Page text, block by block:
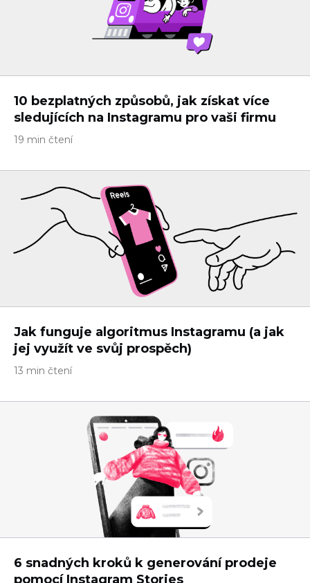
10 bezplatných způsobů, jak získat více
sledujících na Instagramu pro vaši firmu
19 min čtení
Jak funguje algoritmus Instagramu (a jak
jej využít ve svůj prospěch)
13 min čtení
6 snadných kroků k generování prodeje
pomocí Instagram Stories